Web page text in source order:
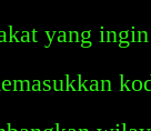
yang